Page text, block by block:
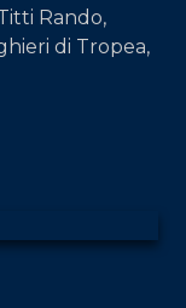
Rando,
di Tropea,